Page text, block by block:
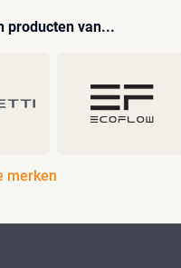
producten van...
merken